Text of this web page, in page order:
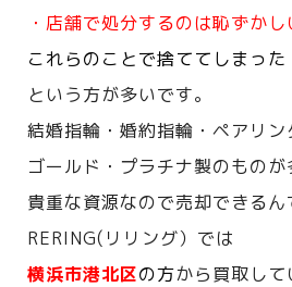
・店舗で処分するのは恥ずかし
これらのことで捨ててしまった
という方が多いです。
結婚指輪・婚約指輪・ペアリン
ゴールド・プラチナ製のものが
貴重な資源なので売却できるん
RERING(リリング）では
横浜市港北区の方から買取して